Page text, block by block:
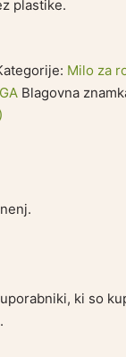
plastike.
Milo za
Blagovna
ki so